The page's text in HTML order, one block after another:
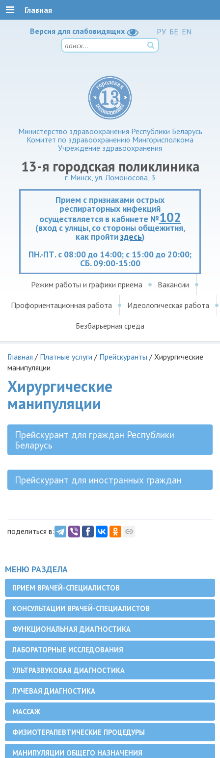
Версия для слабовидящих РУ БЕ EN
Министерство здравоохранения Республики Беларусь
Комитет по здравоохранению Мингорисполкома
Учреждение здравоохранения
13-я городская поликлиника
г. Минск, ул. Ломоносова, 3
Прием с признаками острых
респираторных инфекций
осуществляется в кабинете №102
(вход с улицы, со стороны общежития,
как пройтиздесь)
ПН.-ПТ. с 08:00 до 14:00; с 15:00 до 20:00;
СБ. 09:00-15:00
Главная
Режим работы и графики приема Вакансии
Профориентационная работа Идеологическая работа
Безбарьерная среда
Главная / Платные услуги / Прейскуранты / Хирургические
манипуляции
Хирургические
манипуляции
Прейскурант для граждан Республики
Беларусь
Прейскурант для иностранных граждан
поделиться в:
МЕНЮ РАЗДЕЛА
ПРИЕМ ВРАЧЕЙ-СПЕЦИАЛИСТОВ
КОНСУЛЬТАЦИИ ВРАЧЕЙ-СПЕЦИАЛИСТОВ
ФУНКЦИОНАЛЬНАЯ ДИАГНОСТИКА
ЛАБОРАТОРНЫЕ ИССЛЕДОВАНИЯ
УЛЬТРАЗВУКОВАЯ ДИАГНОСТИКА
ЛУЧЕВАЯ ДИАГНОСТИКА
МАССАЖ
ФИЗИОТЕРАПЕВТИЧЕСКИЕ ПРОЦЕДУРЫ
МАНИПУЛЯЦИИ ОБЩЕГО НАЗНАЧЕНИЯ